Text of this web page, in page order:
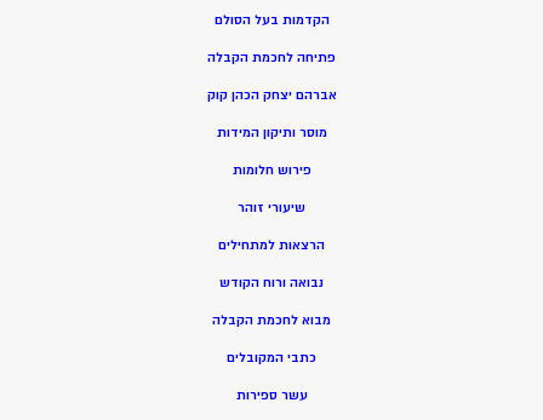
הקדמות בעל הסולם
פתיחה לחכמת הקבלה
אברהם יצחק הכהן קוק
מוסר ותיקון המידות
פירוש חלומות
שיעורי זוהר
הרצאות למתחילים
נבואה ורוח הקודש
מבוא לחכמת הקבלה
כתבי המקובלים
עשר ספירות